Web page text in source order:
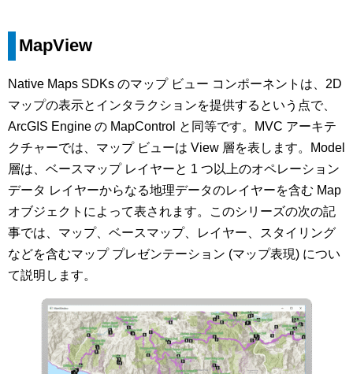
MapView
Native Maps SDKs のマップ ビュー コンポーネントは、2D
マップの表示とインタラクションを提供するという点で、
ArcGIS Engine の MapControl と同等です。MVC アーキテ
クチャーでは、マップ ビューは View 層を表します。Model
層は、ベースマップ レイヤーと 1 つ以上のオペレーション
データ レイヤーからなる地理データのレイヤーを含む Map
オブジェクトによって表されます。このシリーズの次の記
事では、マップ、ベースマップ、レイヤー、スタイリング
などを含むマップ プレゼンテーション (マップ表現) につい
て説明します。